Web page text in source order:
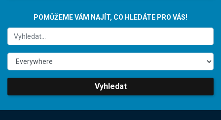
POMŮŽEME VÁM NAJÍT, CO HLEDÁTE PRO VÁS!
Vyhledat